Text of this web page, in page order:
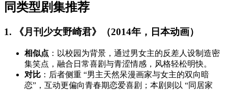
同类型剧集推荐
1. 《月刊少女野崎君》（2014年，日本动画）
相似点 ：以校园为背景，通过男女主的反差人设制造密
集笑点，融合日常喜剧与青涩情感，风格轻松明快。
对比 ：后者侧重 “男主天然呆漫画家与女主的双向暗
恋”，互动更偏向青春期恋爱喜剧；本剧则以 “同居家